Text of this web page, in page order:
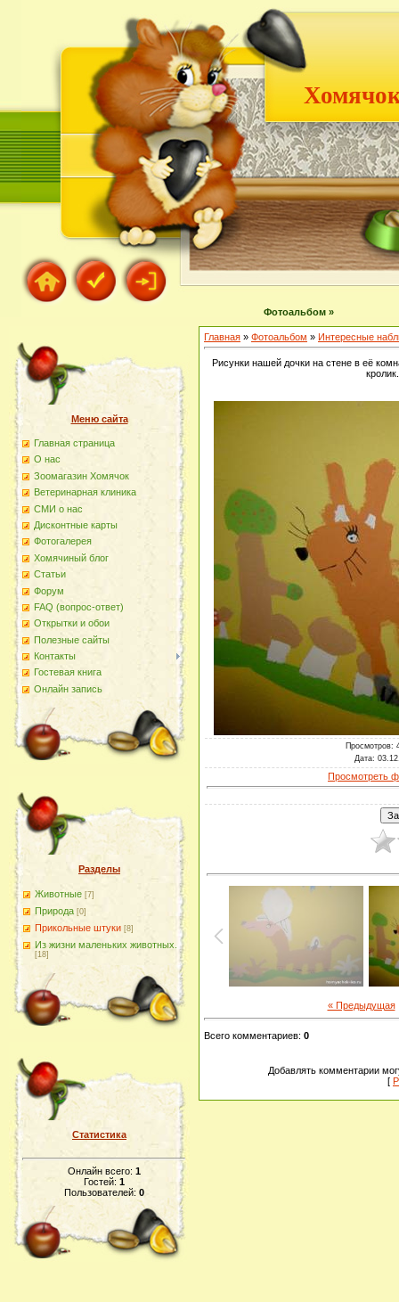
Фотоальбом »
Меню сайта
Главная страница
О наc
Зоомагазин Хомячок
Ветеринарная клиника
СМИ о нас
Дисконтные карты
Фотогалерея
Хомячиный блог
Статьи
Форум
FAQ (вопрос-ответ)
Открытки и обои
Полезные сайты
Контакты
Гостевая книга
Онлайн запись
Разделы
Животные [7]
Природа [0]
Прикольные штуки [8]
Из жизни маленьких животных.
[18]
Статистика
Онлайн всего: 1
Гостей: 1
Пользователей: 0
Главная » Фотоальбом » Интересные
Рисунки нашей дочки на стене в её
Просмотров:
Дата:
Просмотреть
« Предыдущая
Всего комментариев: 0
Добавлять комментарии
[